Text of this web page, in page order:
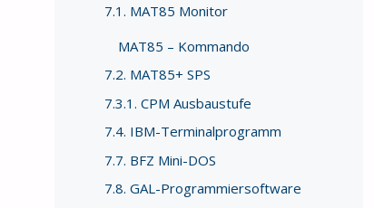
7.1. MAT85 Monitor
MAT85 – Kommando
7.2. MAT85+ SPS
7.3.1. CPM Ausbaustufe
7.4. IBM-Terminalprogramm
7.7. BFZ Mini-DOS
7.8. GAL-Programmiersoftware